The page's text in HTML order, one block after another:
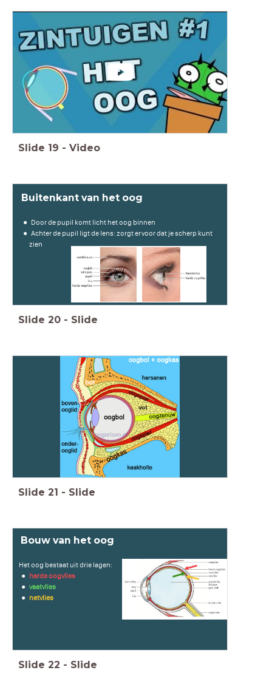
Slide 19 - Video
Buitenkant van het oog
Door de pupil komt licht het oog binnen
Achter de pupil ligt de lens: zorgt ervoor dat je scherp kunt
zien
Slide 20 - Slide
Slide 21 - Slide
Bouw van het oog
Het oog bestaat uit drie lagen:
harde oogvlies
vaatvlies
netvlies
Slide 22 - Slide